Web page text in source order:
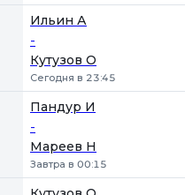
Ильин А
-
Кутузов О
Сегодня в 23:45
Пандур И
-
Мареев Н
Завтра в 00:15